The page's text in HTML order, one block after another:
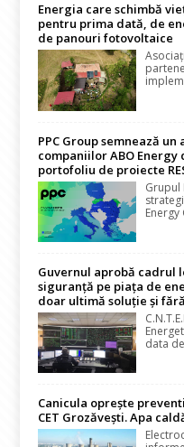
Energia care schimbă
pentru prima dată, de
de panouri fotovoltaice
PPC Group semnează
companiilor ABO Energy
portofoliu de proiecte
Grupul
Energy
Guvernul aprobă cadrul
siguranță pe piața de
doar ultimă soluție și
data
Canicula oprește
CET Grozăvești. Apa